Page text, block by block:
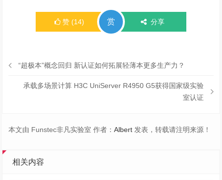
赞 (14) 赏 分享
“超极本”概念回归 新认证如何拓展轻薄本更多生产力？
承载多场景计算 H3C UniServer R4950 G5获得国家级实验
室认证
本文由 Funstec非凡实验室 作者：Albert 发表，转载请注明来源！
相关内容